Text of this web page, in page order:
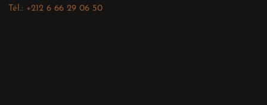
Tél.: +212 6 66 29 06 50